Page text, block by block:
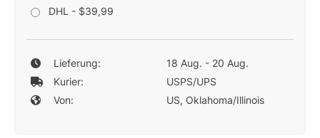
DHL - $39,99
Lieferung:
18 Aug. - 20 Aug.
Kurier:
USPS/UPS
Von:
US, Oklahoma/Illinois